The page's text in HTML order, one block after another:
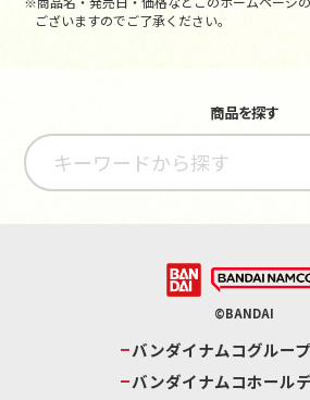
ございますのでご了承ください。
商品を探す
©BANDAI
バンダイナムコグルー
バンダイナムコホール